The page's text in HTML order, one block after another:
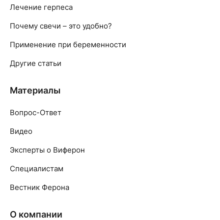
Лечение герпеса
Почему свечи – это удобно?
Применение при беременности
Другие статьи
Материалы
Вопрос-Ответ
Видео
Эксперты о Виферон
Специалистам
Вестник Ферона
О компании